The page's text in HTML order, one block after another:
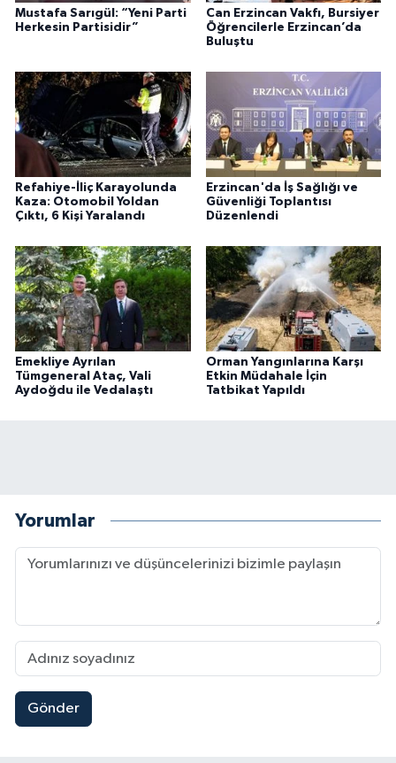
Mustafa Sarıgül: “Yeni Parti
Herkesin Partisidir”
Can Erzincan Vakfı, Bursiyer
Öğrencilerle Erzincan’da
Buluştu
Refahiye-İliç Karayolunda
Kaza: Otomobil Yoldan
Çıktı, 6 Kişi Yaralandı
Erzincan'da İş Sağlığı ve
Güvenliği Toplantısı
Düzenlendi
Emekliye Ayrılan
Tümgeneral Ataç, Vali
Aydoğdu ile Vedalaştı
Orman Yangınlarına Karşı
Etkin Müdahale İçin
Tatbikat Yapıldı
Yorumlar
Gönder